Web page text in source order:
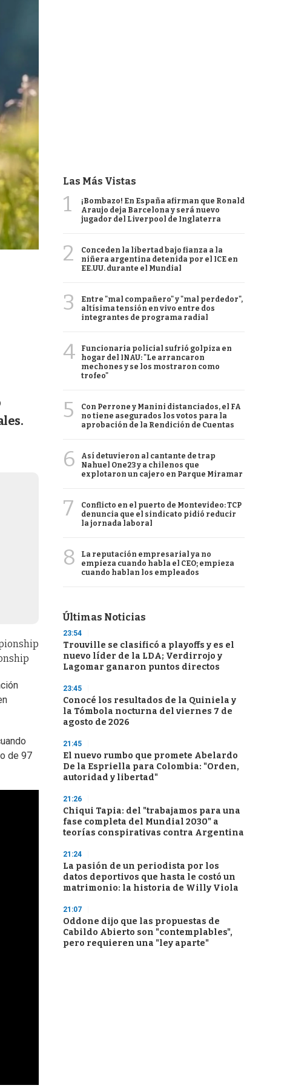
de 97
Las Más Vistas
1
¡Bombazo! En España afirman que Ronald
Araujo deja Barcelona y será nuevo
jugador del Liverpool de Inglaterra
2
Conceden la libertad bajo fianza a la
niñera argentina detenida por el ICE en
EE.UU. durante el Mundial
3
Entre "mal compañero" y "mal perdedor",
altísima tensión en vivo entre dos
integrantes de programa radial
4
Funcionaria policial sufrió golpiza en
hogar del INAU: "Le arrancaron
mechones y se los mostraron como
trofeo"
5
Con Perrone y Manini distanciados, el FA
no tiene asegurados los votos para la
aprobación de la Rendición de Cuentas
6
Así detuvieron al cantante de trap
Nahuel One23 y a chilenos que
explotaron un cajero en Parque Miramar
7
Conflicto en el puerto de Montevideo: TCP
denuncia que el sindicato pidió reducir
la jornada laboral
8
La reputación empresarial ya no
empieza cuando habla el CEO; empieza
cuando hablan los empleados
Últimas Noticias
23:54
Trouville se clasificó a playoffs y es el
nuevo líder de la LDA; Verdirrojo y
Lagomar ganaron puntos directos
23:45
Conocé los resultados de la Quiniela y
la Tómbola nocturna del viernes 7 de
agosto de 2026
21:45
El nuevo rumbo que promete Abelardo
De la Espriella para Colombia: "Orden,
autoridad y libertad"
21:26
Chiqui Tapia: del "trabajamos para una
fase completa del Mundial 2030" a
teorías conspirativas contra Argentina
21:24
La pasión de un periodista por los
datos deportivos que hasta le costó un
matrimonio: la historia de Willy Viola
21:07
Oddone dijo que las propuestas de
Cabildo Abierto son "contemplables",
pero requieren una "ley aparte"